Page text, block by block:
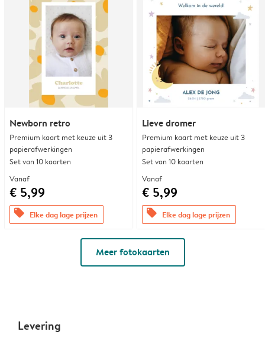
Newborn retro
Premium kaart met keuze uit 3
papierafwerkingen
Set van 10 kaarten
Vanaf
€ 5,99
offers Elke dag lage prijzen
Lieve dromer
Premium kaart met keuze uit 3
papierafwerkingen
Set van 10 kaarten
Vanaf
€ 5,99
offers Elke dag lage prijzen
Meer fotokaarten
Levering